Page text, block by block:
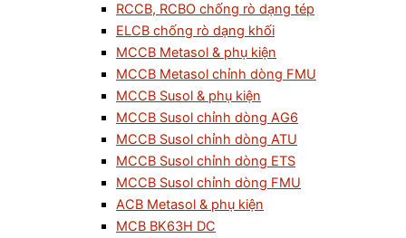
RCCB, RCBO chống rò dạng tép
ELCB chống rò dạng khối
MCCB Metasol & phụ kiện
MCCB Metasol chỉnh dòng FMU
MCCB Susol & phụ kiện
MCCB Susol chỉnh dòng AG6
MCCB Susol chỉnh dòng ATU
MCCB Susol chỉnh dòng ETS
MCCB Susol chỉnh dòng FMU
ACB Metasol & phụ kiện
MCB BK63H DC